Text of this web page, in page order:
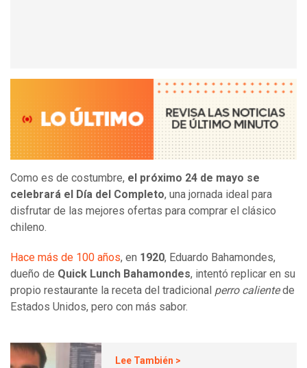
Como es de costumbre, el próximo 24 de mayo se
celebrará el Día del Completo, una jornada ideal para
disfrutar de las mejores ofertas para comprar el clásico
chileno.
Hace más de 100 años, en 1920, Eduardo Bahamondes,
dueño de Quick Lunch Bahamondes, intentó replicar en su
propio restaurante la receta del tradicional perro calientede
Estados Unidos, pero con más sabor.
Lee También >